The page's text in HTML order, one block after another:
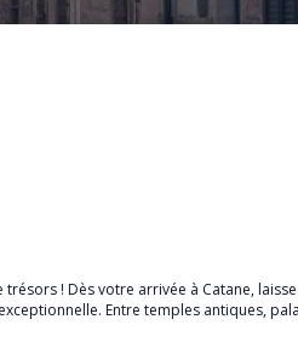
! Dès votre arrivée à Catane,
Entre temples antiques,